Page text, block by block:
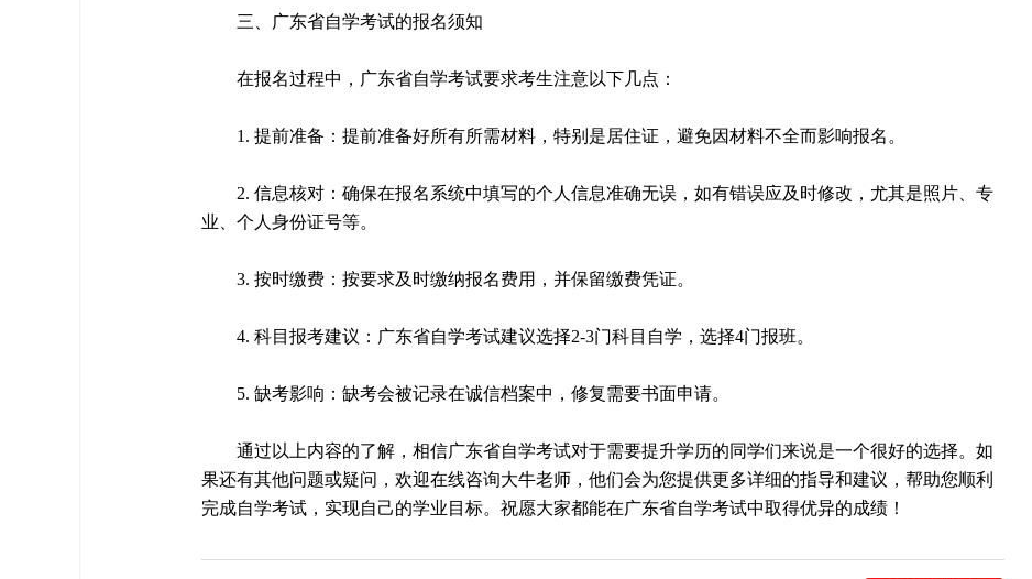
三、广东省自学考试的报名须知
在报名过程中，广东省自学考试要求考生注意以下几点：
1. 提前准备：提前准备好所有所需材料，特别是居住证，避免因材料不全而影响报名。
2. 信息核对：确保在报名系统中填写的个人信息准确无误，如有错误应及时修改，尤其是照片、专
业、个人身份证号等。
3. 按时缴费：按要求及时缴纳报名费用，并保留缴费凭证。
4. 科目报考建议：广东省自学考试建议选择2-3门科目自学，选择4门报班。
5. 缺考影响：缺考会被记录在诚信档案中，修复需要书面申请。
通过以上内容的了解，相信广东省自学考试对于需要提升学历的同学们来说是一个很好的选择。如
果还有其他问题或疑问，欢迎在线咨询大牛老师，他们会为您提供更多详细的指导和建议，帮助您顺利
完成自学考试，实现自己的学业目标。祝愿大家都能在广东省自学考试中取得优异的成绩！